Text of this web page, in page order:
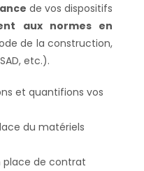
de vos dispositifs
aux normes en
de la construction,
etc.).
et quantifions vos
du matériels
place de contrat